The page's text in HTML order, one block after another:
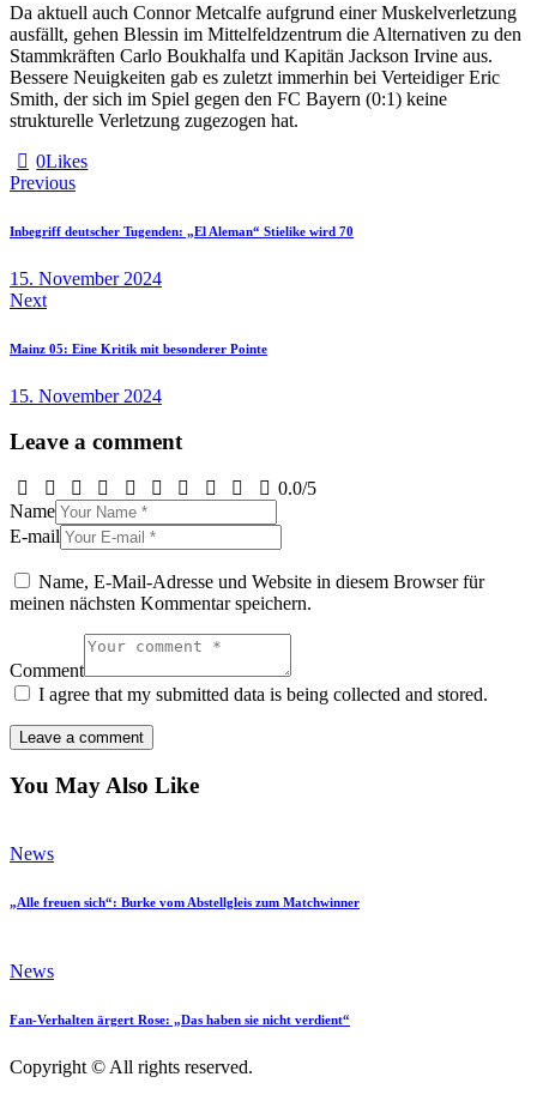
Da aktuell auch Connor Metcalfe aufgrund einer Muskelverletzung
ausfällt, gehen Blessin im Mittelfeldzentrum die Alternativen zu den
Stammkräften Carlo Boukhalfa und Kapitän Jackson Irvine aus.
Bessere Neuigkeiten gab es zuletzt immerhin bei Verteidiger Eric
Smith, der sich im Spiel gegen den FC Bayern (0:1) keine
strukturelle Verletzung zugezogen hat.
0Likes
Beitragsnavigation
Previous
Inbegriff deutscher Tugenden: „El Aleman“ Stielike wird 70
15. November 2024
Next
Mainz 05: Eine Kritik mit besonderer Pointe
15. November 2024
Leave a comment
0.0/5
Name
E-mail
Name, E-Mail-Adresse und Website in diesem Browser für
meinen nächsten Kommentar speichern.
Comment
I agree that my submitted data is being collected and stored.
You May Also Like
News
„Alle freuen sich“: Burke vom Abstellgleis zum Matchwinner
News
Fan-Verhalten ärgert Rose: „Das haben sie nicht verdient“
Copyright © All rights reserved.